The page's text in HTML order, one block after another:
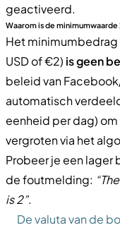
geactiveerd.
Waarom is de minimumwaarde
Het
USD of €2) is geen
beleid van
automatisch
eenheid per dag)
vergroten via het
Probeer je een lager
de foutmelding:
is 2”.
De valuta van de